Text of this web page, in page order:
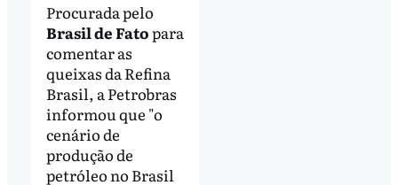
Procurada pelo
Brasil de Fatopara
comentar as
queixas da Refina
Brasil, a Petrobras
informou que "o
cenário de
produção de
petróleo no Brasil